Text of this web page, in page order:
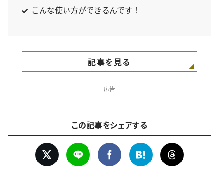
こんな使い方ができるんです！
記事を見る
広告
この記事をシェアする